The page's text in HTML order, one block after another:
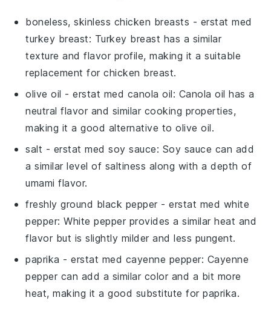
boneless, skinless chicken breasts - erstat med
turkey breast: Turkey breast has a similar
texture and flavor profile, making it a suitable
replacement for chicken breast.
olive oil - erstat med canola oil: Canola oil has a
neutral flavor and similar cooking properties,
making it a good alternative to olive oil.
salt - erstat medsoy sauce: Soy sauce can add
a similar level of saltiness along with a depth of
umami flavor.
freshly ground black pepper - erstat med white
pepper: White pepper provides a similar heat and
flavor but is slightly milder and less pungent.
paprika - erstat med cayenne pepper: Cayenne
pepper can add a similar color and a bit more
heat, making it a good substitute for paprika.